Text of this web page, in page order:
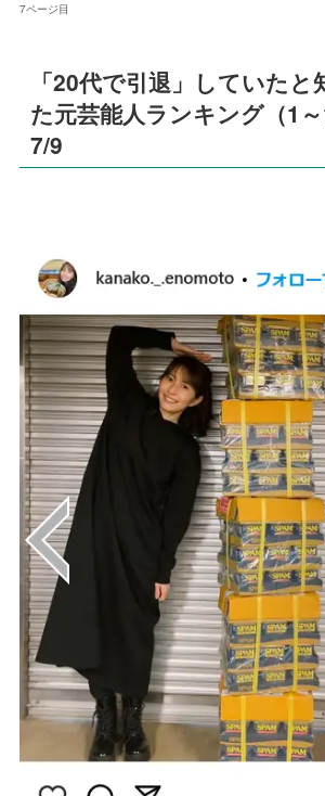
7ページ目
「20代で引退」していたと
た元芸能人ランキング（1
7/9